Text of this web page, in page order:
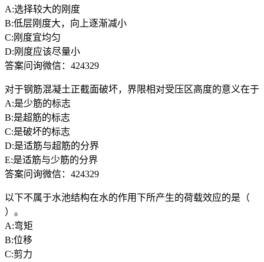
A:选择较大的刚度
B:低层刚度大，向上逐渐减小
C:刚度宜均匀
D:刚度应该尽量小
答案问询微信：424329
对于钢筋混凝土正截面破坏，界限相对受压区高度的意义在于
A:是少筋的标志
B:是超筋的标志
C:是破坏的标志
D:是适筋与超筋的分界
E:是适筋与少筋的分界
答案问询微信：424329
以下不属于水池结构在水的作用下所产生的荷载效应的是（
）。
A:弯矩
B:位移
C:剪力